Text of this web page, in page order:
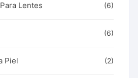
Lentes (6)
(6)
Piel (2)